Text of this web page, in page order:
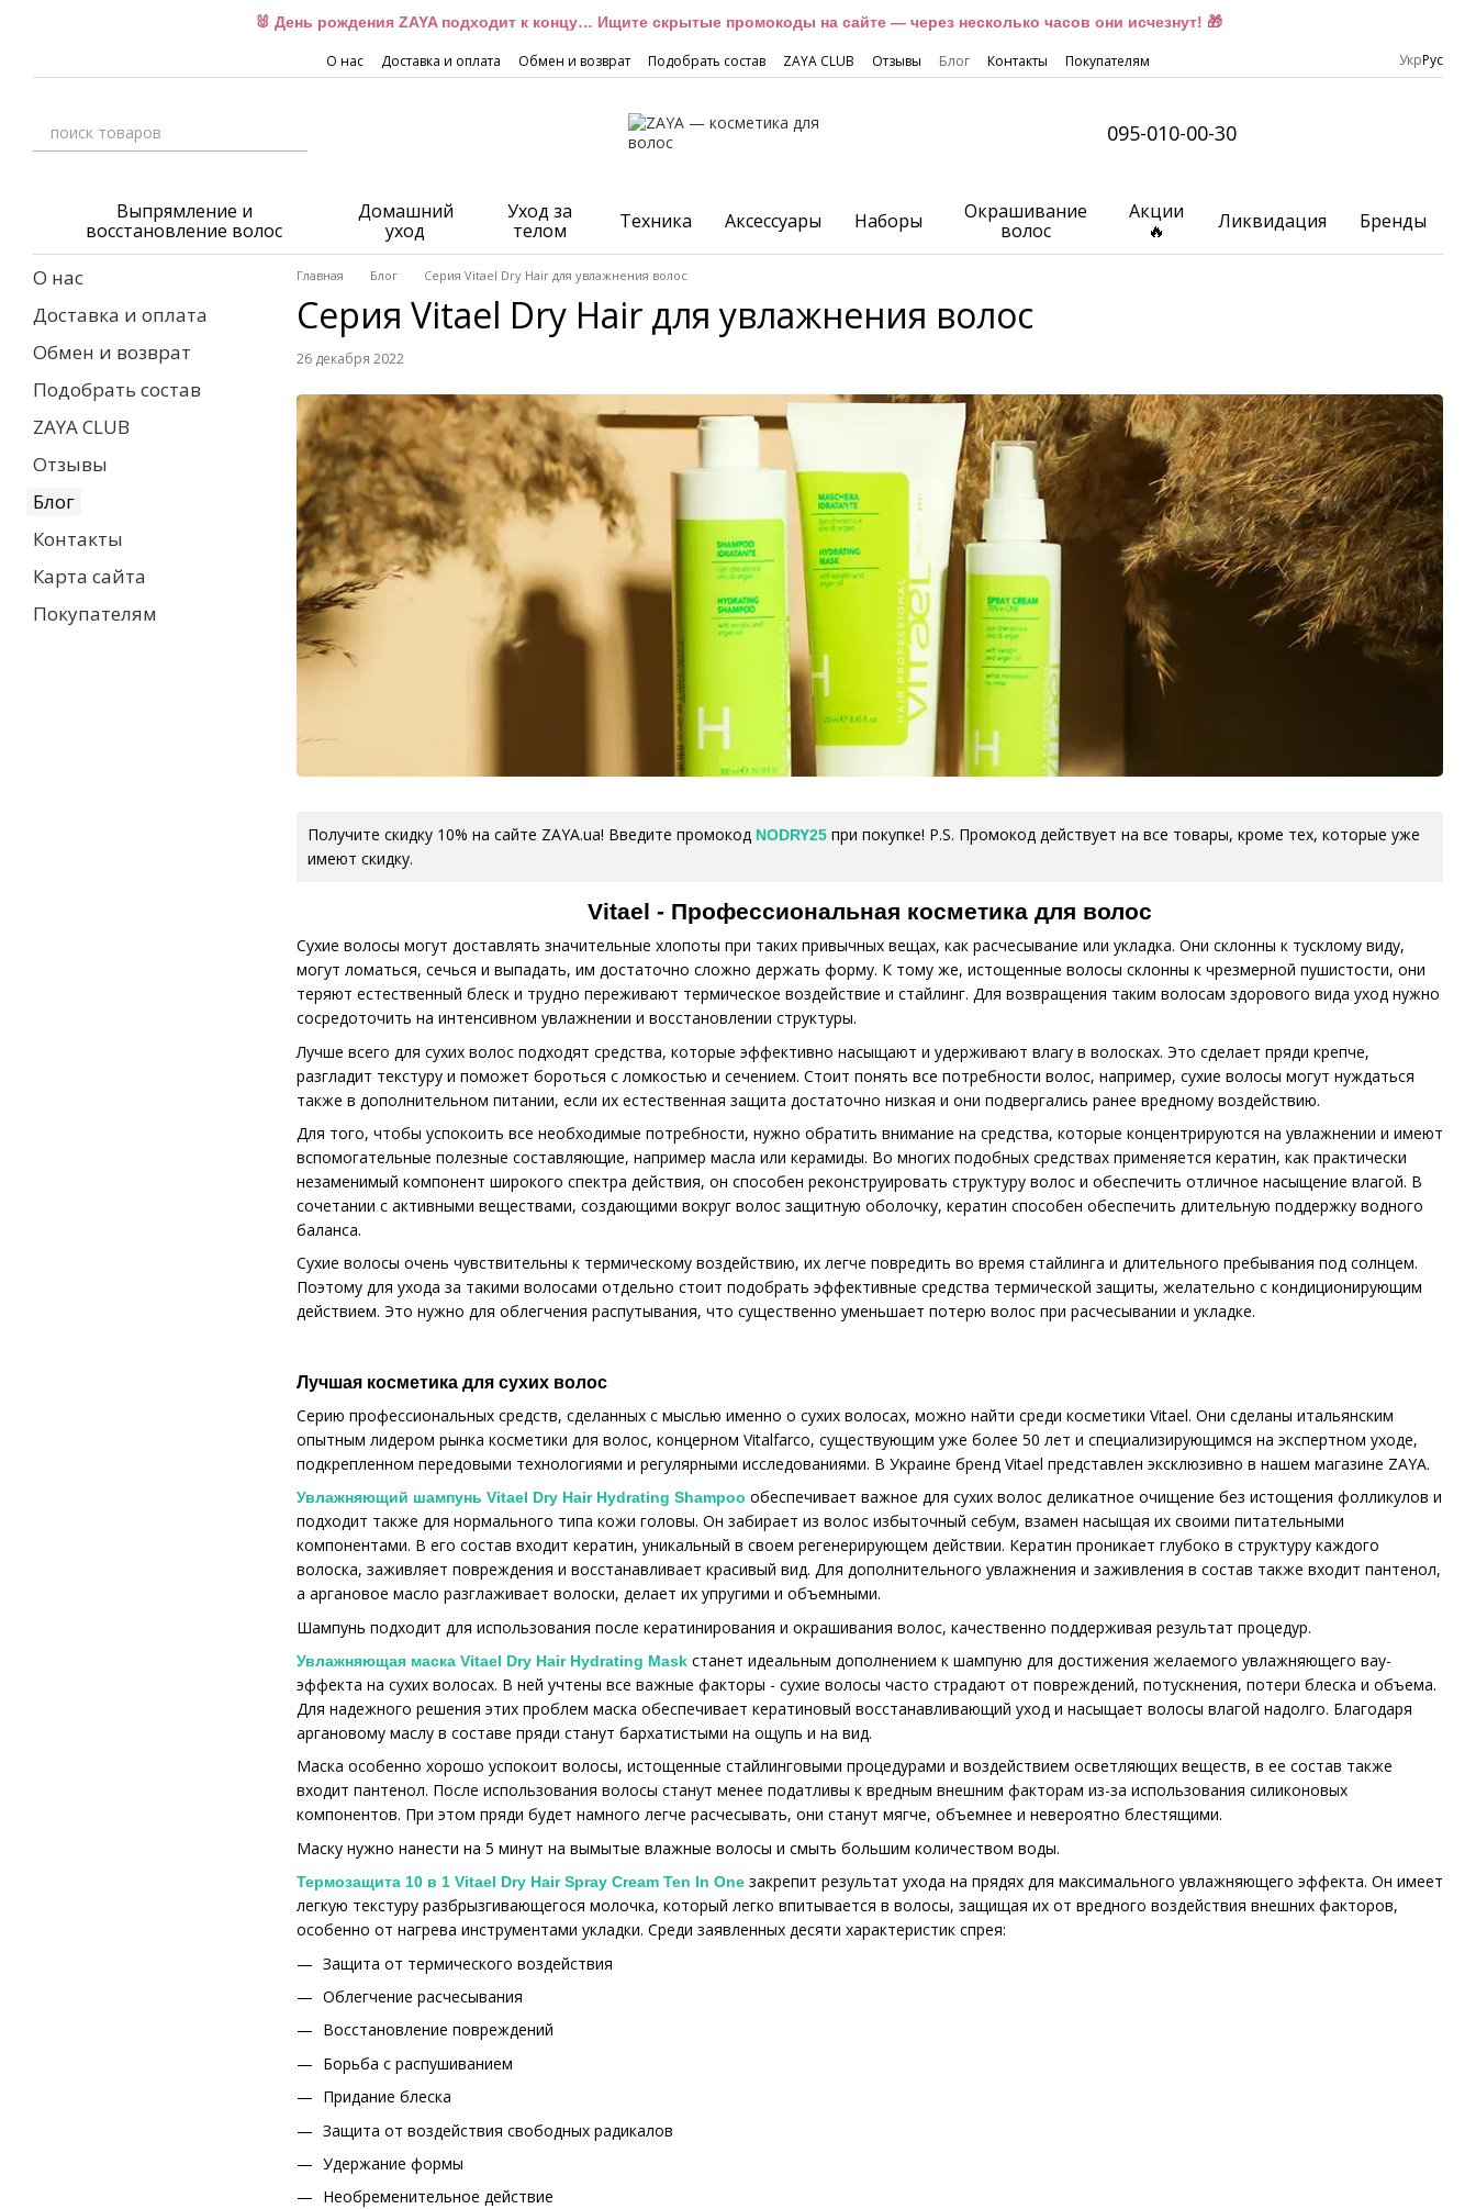
🐰 День рождения ZAYA подходит к концу… Ищите скрытые промокоды на сайте — через несколько часов они исчезнут! 🎁
О нас Доставка и оплата Обмен и возврат Подобрать состав ZAYA CLUB Отзывы Блог Контакты Покупателям УкрРус
095-010-00-30
Выпрямление и
восстановление волос
Домашний
уход
Уход за
телом
Техника Аксессуары Наборы
Окрашивание
волос
Акции
🔥
Ликвидация Бренды
Главная Блог Серия Vitael Dry Hair для увлажнения волос
Серия Vitael Dry Hair для увлажнения волос
26 декабря 2022
Получите скидку 10% на сайте ZAYA.ua! Введите промокод NODRY25 при покупке! P.S. Промокод действует на все товары, кроме тех, которые уже
имеют скидку.
Vitael - Профессиональная косметика для волос
Сухие волосы могут доставлять значительные хлопоты при таких привычных вещах, как расчесывание или укладка. Они склонны к тусклому виду,
могут ломаться, сечься и выпадать, им достаточно сложно держать форму. К тому же, истощенные волосы склонны к чрезмерной пушистости, они
теряют естественный блеск и трудно переживают термическое воздействие и стайлинг. Для возвращения таким волосам здорового вида уход нужно
сосредоточить на интенсивном увлажнении и восстановлении структуры.
Лучше всего для сухих волос подходят средства, которые эффективно насыщают и удерживают влагу в волосках. Это сделает пряди крепче,
разгладит текстуру и поможет бороться с ломкостью и сечением. Стоит понять все потребности волос, например, сухие волосы могут нуждаться
также в дополнительном питании, если их естественная защита достаточно низкая и они подвергались ранее вредному воздействию.
Для того, чтобы успокоить все необходимые потребности, нужно обратить внимание на средства, которые концентрируются на увлажнении и имеют
вспомогательные полезные составляющие, например масла или керамиды. Во многих подобных средствах применяется кератин, как практически
незаменимый компонент широкого спектра действия, он способен реконструировать структуру волос и обеспечить отличное насыщение влагой. В
сочетании с активными веществами, создающими вокруг волос защитную оболочку, кератин способен обеспечить длительную поддержку водного
баланса.
Сухие волосы очень чувствительны к термическому воздействию, их легче повредить во время стайлинга и длительного пребывания под солнцем.
Поэтому для ухода за такими волосами отдельно стоит подобрать эффективные средства термической защиты, желательно с кондиционирующим
действием. Это нужно для облегчения распутывания, что существенно уменьшает потерю волос при расчесывании и укладке.
Лучшая косметика для сухих волос
Серию профессиональных средств, сделанных с мыслью именно о сухих волосах, можно найти среди косметики Vitael. Они сделаны итальянским
опытным лидером рынка косметики для волос, концерном Vitalfarco, существующим уже более 50 лет и специализирующимся на экспертном уходе,
подкрепленном передовыми технологиями и регулярными исследованиями. В Украине бренд Vitael представлен эксклюзивно в нашем магазине ZAYA.
Увлажняющий шампунь Vitael Dry Hair Hydrating Shampoo обеспечивает важное для сухих волос деликатное очищение без истощения фолликулов и
подходит также для нормального типа кожи головы. Он забирает из волос избыточный себум, взамен насыщая их своими питательными
компонентами. В его состав входит кератин, уникальный в своем регенерирующем действии. Кератин проникает глубоко в структуру каждого
волоска, заживляет повреждения и восстанавливает красивый вид. Для дополнительного увлажнения и заживления в состав также входит пантенол,
а аргановое масло разглаживает волоски, делает их упругими и объемными.
Шампунь подходит для использования после кератинирования и окрашивания волос, качественно поддерживая результат процедур.
Увлажняющая маска Vitael Dry Hair Hydrating Mask станет идеальным дополнением к шампуню для достижения желаемого увлажняющего вау-
эффекта на сухих волосах. В ней учтены все важные факторы - сухие волосы часто страдают от повреждений, потускнения, потери блеска и объема.
Для надежного решения этих проблем маска обеспечивает кератиновый восстанавливающий уход и насыщает волосы влагой надолго. Благодаря
аргановому маслу в составе пряди станут бархатистыми на ощупь и на вид.
Маска особенно хорошо успокоит волосы, истощенные стайлинговыми процедурами и воздействием осветляющих веществ, в ее состав также
входит пантенол. После использования волосы станут менее податливы к вредным внешним факторам из-за использования силиконовых
компонентов. При этом пряди будет намного легче расчесывать, они станут мягче, объемнее и невероятно блестящими.
Маску нужно нанести на 5 минут на вымытые влажные волосы и смыть большим количеством воды.
Термозащита 10 в 1 Vitael Dry Hair Spray Cream Ten In One закрепит результат ухода на прядях для максимального увлажняющего эффекта. Он имеет
легкую текстуру разбрызгивающегося молочка, который легко впитывается в волосы, защищая их от вредного воздействия внешних факторов,
особенно от нагрева инструментами укладки. Среди заявленных десяти характеристик спрея:
Защита от термического воздействия
Облегчение расчесывания
Восстановление повреждений
Борьба с распушиванием
Придание блеска
Защита от воздействия свободных радикалов
Удержание формы
Необременительное действие
О нас
Доставка и оплата
Обмен и возврат
Подобрать состав
ZAYA CLUB
Отзывы
Блог
Контакты
Карта сайта
Покупателям